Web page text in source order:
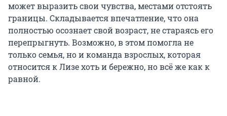
может выразить свои чувства, местами отстоять
границы. Складывается впечатление, что она
полностью осознает свой возраст, не стараясь его
перепрыгнуть. Возможно, в этом помогла не
только семья, но и команда взрослых, которая
относится к Лизе хоть и бережно, но всё же как к
равной.